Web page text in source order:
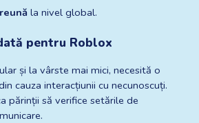
la nivel global.
pentru Roblox
și la vârste mai mici, necesită o
cauza interacțiunii cu necunoscuți.
părinții să verifice setările de